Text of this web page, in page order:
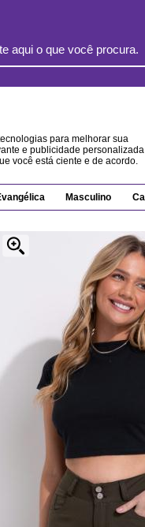
para melhorar sua
e publicidade personalizada
você está ciente e de acordo.
Masculino